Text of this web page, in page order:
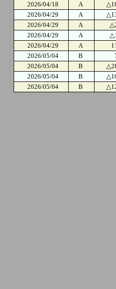
2026/04/18
A
2026/04/29
A
2026/04/29
A
2026/04/29
A
2026/04/29
A
2026/05/04
B
2026/05/04
B
2026/05/04
B
2026/05/04
B